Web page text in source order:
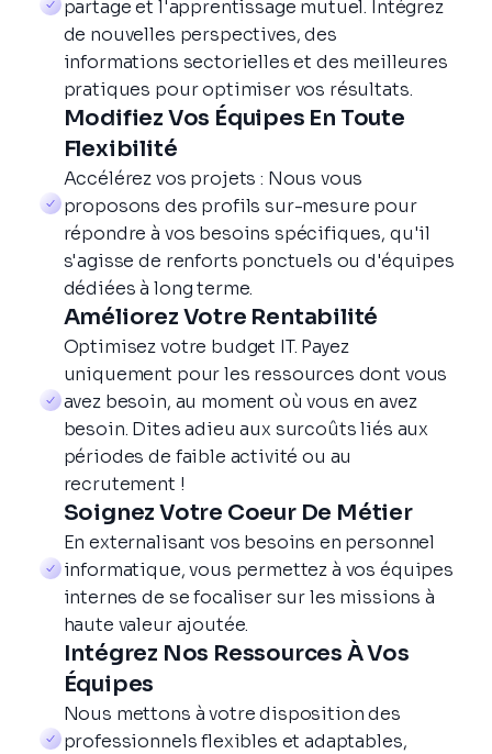
Product Owner (Assurance)
- Communiquer la vision
- Gérer le backlog de produits
- Prioriser les besoins
- Participer à des événements Scrum
- Agir en tant que liaison entre les équipes
et les parties prenantes
- Évaluer les commentaires à chaque
itération
Chef De Projet Senior
- Planifier et développer une idée de projet
- Créer et diriger une équipe
- Gérer la production des livrables requis
- Planifier et suivre le projet
partage et l'apprentissage mutuel. Intégrez
de nouvelles perspectives, des
informations sectorielles et des meilleures
pratiques pour optimiser vos résultats.
Modifiez Vos Équipes En Toute
Flexibilité
Accélérez vos projets : Nous vous
proposons des profils sur-mesure pour
répondre à vos besoins spécifiques, qu'il
s'agisse de renforts ponctuels ou d'équipes
dédiées à long terme.
Améliorez Votre Rentabilité
Optimisez votre budget IT. Payez
uniquement pour les ressources dont vous
avez besoin, au moment où vous en avez
besoin. Dites adieu aux surcoûts liés aux
périodes de faible activité ou au
recrutement !
Soignez Votre Coeur De Métier
En externalisant vos besoins en personnel
informatique, vous permettez à vos équipes
internes de se focaliser sur les missions à
haute valeur ajoutée.
Intégrez Nos Ressources À Vos
Équipes
Nous mettons à votre disposition des
professionnels flexibles et adaptables,